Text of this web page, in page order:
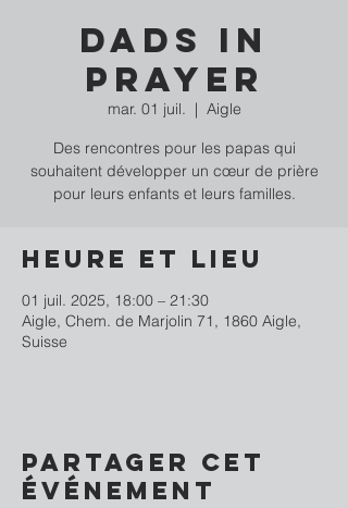
Dads in
prayer
mar. 01 juil.
  |
Aigle
Des rencontres pour les papas qui
souhaitent développer un cœur de prière
pour leurs enfants et leurs familles.
Heure et lieu
01 juil. 2025, 18:00 – 21:30
Aigle, Chem. de Marjolin 71, 1860 Aigle,
Suisse
Partager cet
événement